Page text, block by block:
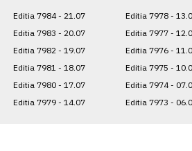
Editia 7984 - 21.07
Editia 7983 - 20.07
Editia 7982 - 19.07
Editia 7981 - 18.07
Editia 7980 - 17.07
Editia 7979 - 14.07
Editia 7978 -
Editia 7977 -
Editia 7976 -
Editia 7975 -
Editia 7974 -
Editia 7973 -